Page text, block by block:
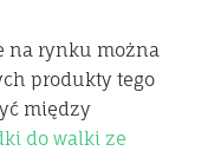
na rynku można
produkty tego
między
do walki ze